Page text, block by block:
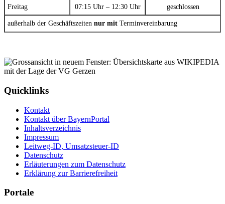
Freitag 07:15 Uhr – 12:30 Uhr geschlossen
außerhalb der Geschäftszeiten nur mit Terminvereinbarung
Quicklinks
Kontakt
Kontakt über BayernPortal
Inhaltsverzeichnis
Impressum
Leitweg-ID, Umsatzsteuer-ID
Datenschutz
Erläuterungen zum Datenschutz
Erklärung zur Barrierefreiheit
Portale